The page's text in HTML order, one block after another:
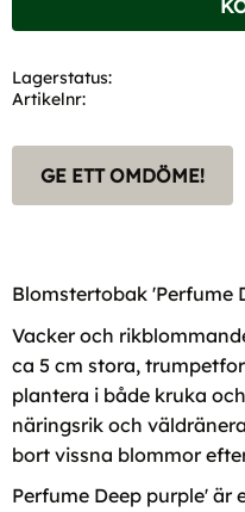
Lagerstatus
Artikelnr
GE ETT OMDÖME!
Blomstertobak 'Perfume
Vacker och
ca 5 cm stora,
plantera i både kruka
näringsrik och
bort vissna blommor
Perfume Deep purple' är